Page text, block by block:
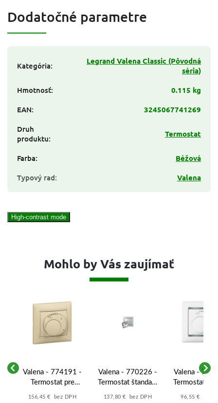
Dodatočné parametre
Kategória:
Legrand Valena Classic (Pôvodná
séria)
Hmotnosť:
0.115 kg
EAN:
3245067741269
Druh
produktu: Termostat
Farba:
Béžová
Typový rad: Valena
High-contrast mode
Mohlo by Vás zaujímať
Valena - 774191 -
Termostat pre
podlahové
156,45 € bez DPH
Valena - 770226 -
Termostat štandard
- Hliník
137,80 € bez DPH
Valena -
Termostat
96,55 € bez